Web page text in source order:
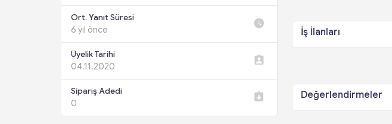
Ort. Yanıt Süresi
6 yıl önce
Üyelik Tarihi
04.11.2020
Sipariş Adedi
0
İş İlanları
Değerlendirmeler